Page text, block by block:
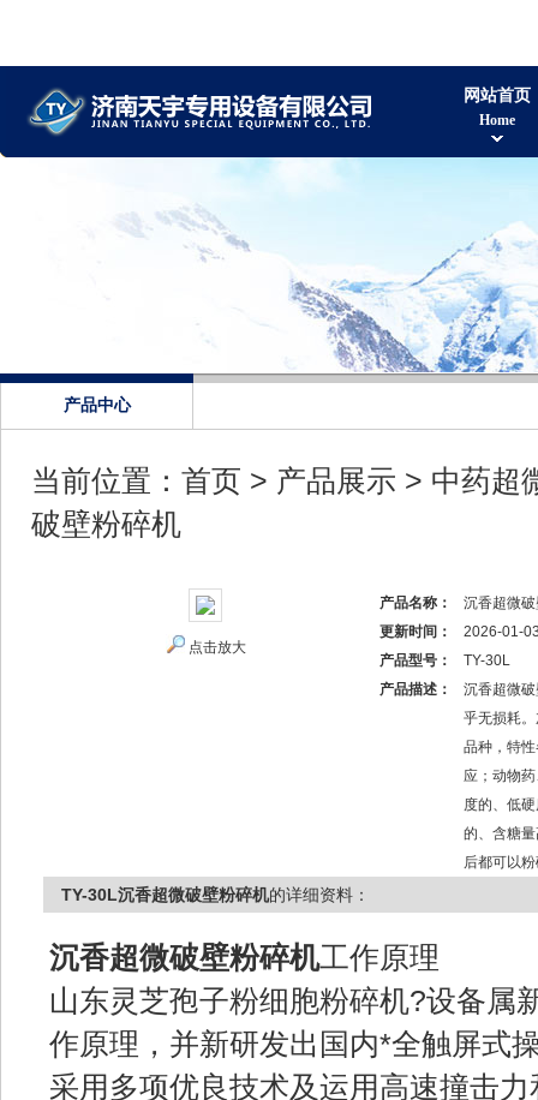
网站首页
Home
产品中心
当前位置： 首页 > 产品展示 > 中药超
破壁粉碎机
点击放大
产品名称：
沉香超微
更新时间：
2026-01-
产品型号：
TY-30L
产品描述：
沉香超微
乎无损耗
品种，特
应；动物
度的、低
的、含糖
后都可以
TY-30L沉香超微破壁粉碎机的详细资料：
沉香超微破壁粉碎机工作原理
山东灵芝孢子粉细胞粉碎机?设备属
作原理，并新研发出国内*全触屏式
采用多项优良技术及运用高速撞击